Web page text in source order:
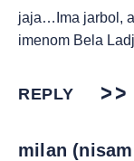
jaja…Ima jarbol,
imenom Bela
REPLY
milan